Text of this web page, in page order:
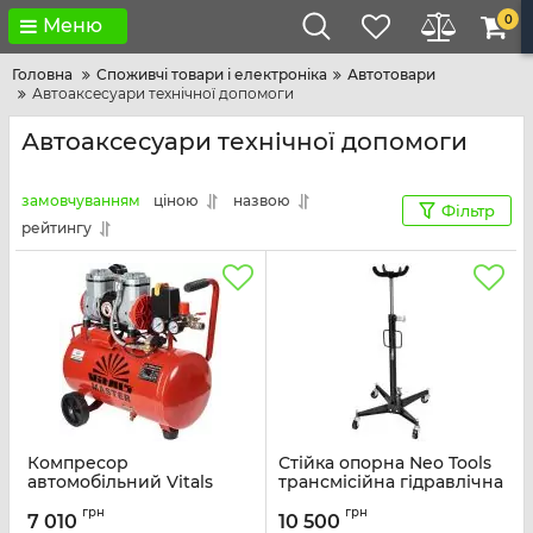
Меню 0
Головна Споживчі товари і електроніка
Автотовари
Автоаксесуари технічної допомоги
Автоаксесуари технічної допомоги
замовчуванням ціною
назвою
рейтингу
Фільтр
Компресор
автомобільний Vitals
8a 230В 0.95кВт 8бар
7 010 грн
Стійка опорна Neo Tools
трансмісійна гідравлічна
Артикул: 11-712
10 500 грн